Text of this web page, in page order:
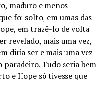
maduro e menos
foi solto, em umas das
em trazê-lo de volta
revelado, mais uma vez,
diria ser e mais uma vez
paradeiro. Tudo seria bem
e Hope só tivesse que